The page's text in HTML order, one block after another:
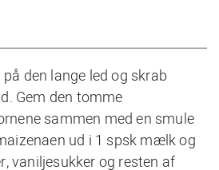
den lange led og skrab
Gem den tomme
sammen med en smule
ud i 1 spsk mælk og
vaniljesukker og resten af